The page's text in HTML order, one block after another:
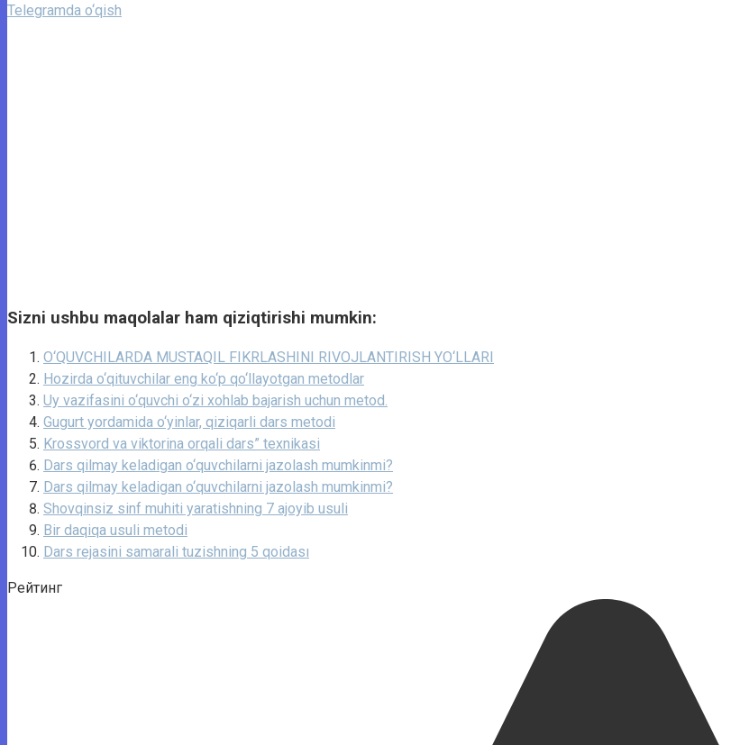
Telegramda o‘qish
Sizni ushbu maqolalar ham qiziqtirishi mumkin:
O‘QUVCHILARDA MUSTAQIL FIKRLASHINI RIVOJLANTIRISH YO‘LLARI
Hozirda o‘qituvchilar eng ko‘p qo‘llayotgan metodlar
Uy vazifasini o‘quvchi o‘zi xohlab bajarish uchun metod.
Gugurt yordamida o‘yinlar, qiziqarli dars metodi
Krossvord va viktorina orqali dars” texnikasi
Dars qilmay keladigan o‘quvchilarni jazolash mumkinmi?
Dars qilmay keladigan o‘quvchilarni jazolash mumkinmi?
Shovqinsiz sinf muhiti yaratishning 7 ajoyib usuli
Bir daqiqa usuli metodi
Dars rejasini samarali tuzishning 5 qoidası
Рейтинг